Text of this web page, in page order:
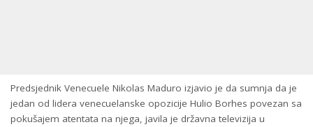
Predsjednik Venecuele Nikolas Maduro izjavio je da sumnja da je
jedan od lidera venecuelanske opozicije Hulio Borhes povezan sa
pokušajem atentata na njega, javila je državna televizija u